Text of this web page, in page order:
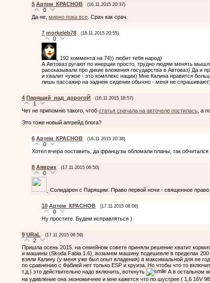
5 Артем_КРАСНОВ (16.11.2015 20:37)
0
Да не, мирно пока все . Срач как срач.
7 morkeleb78 (16.11.2015 20:55)
0
192 коммента на 74)) любит тебя народ)
А Автоваз ругают по инерции просто, трудно людям менять
рассказывали про дикие вложения государства в Автоваз) Да и
и хвалит чужое - это комплекс нации) Мне Калина нравится
лишь пассажир на заднем сидении обычно - меня не спрашивают)
4 Парящий_над_дорогоЙ (16.11.2015 18:57)
1
Чет не припомню такого, чтоб статья сначала на авточеле постилась , а
Это тоже новый апгрейд блога?
6 Артем_КРАСНОВ (16.11.2015 20:38)
0
Хотел вчера поставить, да французы обломали планы, так
8 Аяврик (17.11.2015 06:50)
0
Солидарен с Парящим. Право первой ночи - священное
10 Артем_КРАСНОВ (17.11.2015 08:08)
0
Ну простите. Будем исправляться )
9 URaL (17.11.2015 06:59)
2
Пришла осень 2015. на семейном совете приняли решение хватит
и машины (Skoda Fabia 1.6), возьмем машину подешевле в пределах 200
взяли Калину (у меня уже был опыт владения) в максимальной для ее
по сравнению с Фабией нет только ESP и круиза. Но чтобы что то
т.д.) это действительно надо включить, воткнуть
А в остальном
на удивление она экономичнее и мне кажется что по шустрее ( 1,6 16V